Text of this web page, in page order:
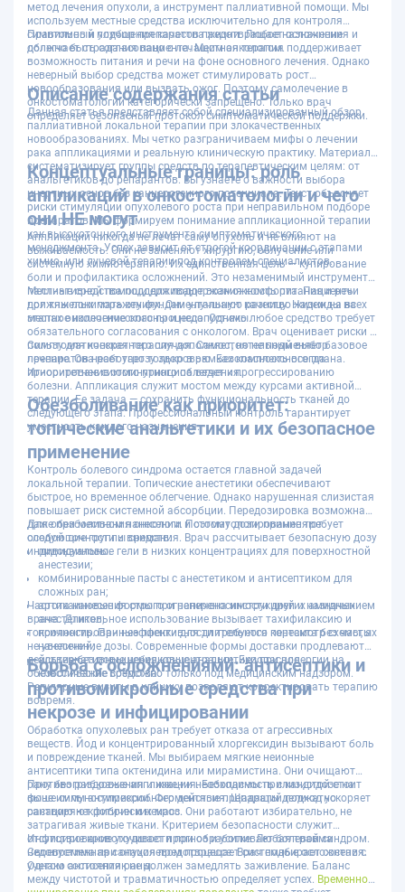
метод лечения опухоли, а инструмент паллиативной помощи. Мы
используем местные средства исключительно для контроля
симптомов и улучшения качества жизни. Любое назначение
должно быть согласовано с лечащим онкологом.
Правильный подбор препаратов предотвращает осложнения и
облегчает страдания пациента. Местная терапия поддерживает
возможность питания и речи на фоне основного лечения. Однако
неверный выбор средства может стимулировать рост
новообразования или вызвать ожог. Поэтому самолечение в
онкостоматологии категорически запрещено. Только врач
определяет безопасный протокол симптоматической поддержки.
Описание содержания статьи
Данная статья представляет собой специализированный обзор
паллиативной локальной терапии при злокачественных
новообразованиях. Мы четко разграничиваем мифы о лечении
рака аппликациями и реальную клиническую практику. Материал
систематизирует группы средств по терапевтическим целям: от
анальгетиков до репарантов. Вы узнаете о важности выбора
инертных основ без канцерогенного потенциала. Текст объясняет
риски стимуляции опухолевого роста при неправильном подборе
препаратов. Мы формируем понимание аппликационной терапии
как высокоточного инструмента симптоматического
менеджмента. Успех зависит от строгой координации с этапами
химио- или лучевой терапии под контролем специалистов.
Концептуальные границы: роль
аппликаций в онкостоматологии и чего
они НЕ могут
Аппликации никогда не лечат саму опухоль и не влияют на
выживаемость. Они не заменяют хирургию, облучение или
системную химиотерапию. Их единственная цель — купирование
боли и профилактика осложнений. Это незаменимый инструмент
паллиативной помощи для поддержания комфорта. Пациенты
должны понимать эту фундаментальную разницу. Надежды на
местное излечение опасны и недопустимы.
Местные средства поддерживают возможность питания и речи
при тяжелых поражениях. Они улучшают качество жизни на всех
этапах онкологического процесса. Однако любое средство требует
обязательного согласования с онкологом. Врач оценивает риски и
пользу для конкретного случая. Самостоятельный выбор
препаратов несет угрозу здоровью. Безопасность всегда
приоритетнее сиюминутного облегчения.
Симптоматическая терапия дополняет, но не подменяет базовое
лечение. Она работает только в рамках комплексного плана.
Игнорирование этого принципа ведет к прогрессированию
болезни. Аппликация служит мостом между курсами активной
терапии. Ее задача — сохранить функциональность тканей до
следующего этапа. Профессиональный контроль гарантирует
уместность каждого назначения.
Обезболивание как приоритет:
топические анальгетики и их безопасное
применение
Контроль болевого синдрома остается главной задачей
локальной терапии. Топические анестетики обеспечивают
быстрое, но временное облегчение. Однако нарушенная слизистая
повышает риск системной абсорбции. Передозировка возможна
даже при местном нанесении. Поэтому дозирование требует
особой точности и внимания. Врач рассчитывает безопасную дозу
индивидуально.
Для обезболивания онкологи и стоматологи применяют
следующие группы средств:
лидокаиновые гели в низких концентрациях для поверхностной
анестезии;
комбинированные пасты с анестетиком и антисептиком для
сложных ран;
артикаиновые формы при непереносимости других амидных
анестетиков;
пролонгированные пленки для длительного контакта без частых
нанесений;
альтернативные небелковые анальгетики при аллергии на
классические средства.
Частота нанесения строго ограничена инструкцией и назначением
врача. Длительное использование вызывает тахифилаксию и
токсичность. При неэффективности требуется пересмотр схемы, а
не увеличение дозы. Современные формы доставки продлевают
действие без повышения концентрации. Безопасное
обезболивание возможно только под медицинским надзором.
Регулярные визиты в клинику позволяют корректировать терапию
вовремя.
Борьба с осложнениями: антисептики и
противомикробные средства при
некрозе и инфицировании
Обработка опухолевых ран требует отказа от агрессивных
веществ. Йод и концентрированный хлоргексидин вызывают боль
и повреждение тканей. Мы выбираем мягкие неионные
антисептики типа октенидина или мирамистина. Они очищают
рану без раздражения и жжения. Безопасность слизистой стоит
выше силы антимикробного действия. Щадящий подход ускоряет
санацию некротических масс.
Противогрибковые аппликации необходимы при кандидозе на
фоне иммуносупрессии. Ферментные препараты деликатно
растворяют фибрин и некроз. Они работают избирательно, не
затрагивая живые ткани. Критерием безопасности служит
отсутствие кровоточивости при обработке. Любая травма
недопустима при опухолевом процессе. Врач подбирает состав с
учетом состояния раны.
Инфицирование ухудшает прогноз и усиливает болевой синдром.
Своевременная санация предотвращает системные осложнения.
Однако антисептик не должен замедлять заживление. Баланс
между чистотой и травматичностью определяет успех. Временное